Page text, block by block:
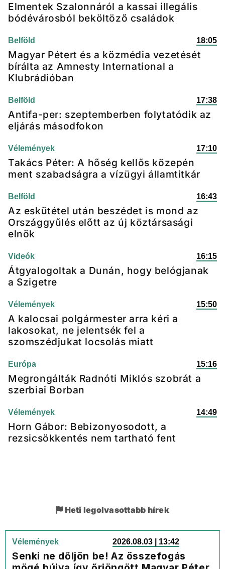
Elmentek Szalonnáról a kassai illegális
bódévárosból beköltöző családok
Belföld 18:05
Magyar Pétert és a közmédia vezetését
bírálta az Amnesty International a
Klubrádióban
Belföld 17:38
Antifa-per: szeptemberben folytatódik az
eljárás másodfokon
Vélemények 17:10
Takács Péter: A hőség kellős közepén
ment szabadságra a vízügyi államtitkár
Belföld 16:43
Az eskütétel után beszédet is mond az
Országgyűlés előtt az új köztársasági
elnök
Videók 16:15
Átgyalogoltak a Dunán, hogy belógjanak
a Szigetre
Vélemények 15:50
A kalocsai polgármester arra kéri a
lakosokat, ne jelentsék fel a
szomszédjukat locsolás miatt
Európa 15:16
Megrongálták Radnóti Miklós szobrát a
szerbiai Borban
Vélemények 14:49
Horn Gábor: Bebizonyosodott, a
rezsicsökkentés nem tartható fent
Heti legolvasottabb hírek
Vélemények 2026.08.03 | 13:42
Senki ne dőljön be! Az összefogás